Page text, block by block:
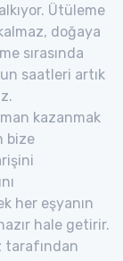
Ütüleme
doğaya
sırasında
saatleri artık
kazanmak
bize
her eşyanın
hale getirir.
tarafından